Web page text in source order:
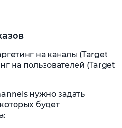
на каналы (Target
на пользователей (Target
нужно задать
будет